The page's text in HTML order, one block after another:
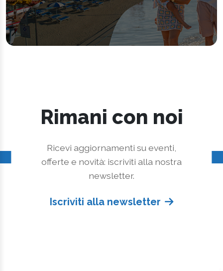
Rimani con noi
Ricevi aggiornamenti su eventi,
offerte e novità: iscriviti alla nostra
newsletter.
Iscriviti alla newsletter